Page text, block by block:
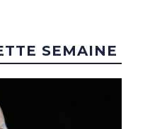
SEMAINE